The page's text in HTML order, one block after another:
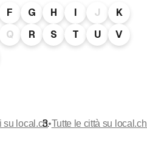
F G H I J
K
Q R S T U
V
su local.ch•Tutte le città su